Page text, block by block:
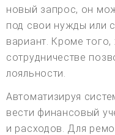
новый запрос, он
под свои нужды или
вариант. Кроме
сотрудничестве
лояльности.
Автоматизируя
вести финансовый
и расходов. Для